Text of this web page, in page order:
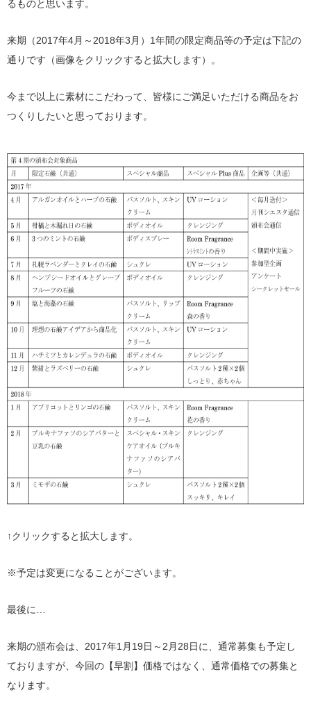
るものと思います。
来期（2017年4月～2018年3月）1年間の限定商品等の予定は下記の
通りです（画像をクリックすると拡大します）。
今まで以上に素材にこだわって、皆様にご満足いただける商品をお
つくりしたいと思っております。
↑クリックすると拡大します。
※予定は変更になることがございます。
最後に…
来期の頒布会は、2017年1月19日～2月28日に、通常募集も予定し
ておりますが、今回の【早割】価格ではなく、通常価格での募集と
なります。